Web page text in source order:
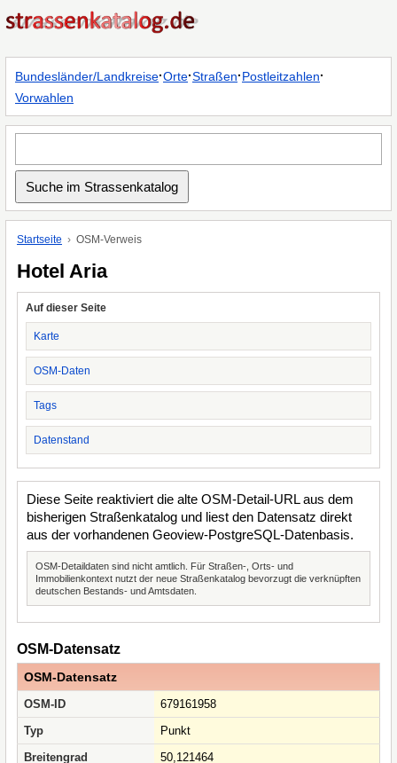
Bundesländer/Landkreise·Orte·Straßen·Postleitzahlen·
Vorwahlen
Startseite OSM-Verweis
Hotel Aria
Auf dieser Seite
Karte
OSM-Daten
Tags
Datenstand
Diese Seite reaktiviert die alte OSM-Detail-URL aus dem
bisherigen Straßenkatalog und liest den Datensatz direkt
aus der vorhandenen Geoview-PostgreSQL-Datenbasis.
OSM-Detaildaten sind nicht amtlich. Für Straßen-, Orts- und
Immobilienkontext nutzt der neue Straßenkatalog bevorzugt die verknüpften
deutschen Bestands- und Amtsdaten.
OSM-Datensatz
OSM-Datensatz
OSM-ID
679161958
Typ
Punkt
Breitengrad
50,121464